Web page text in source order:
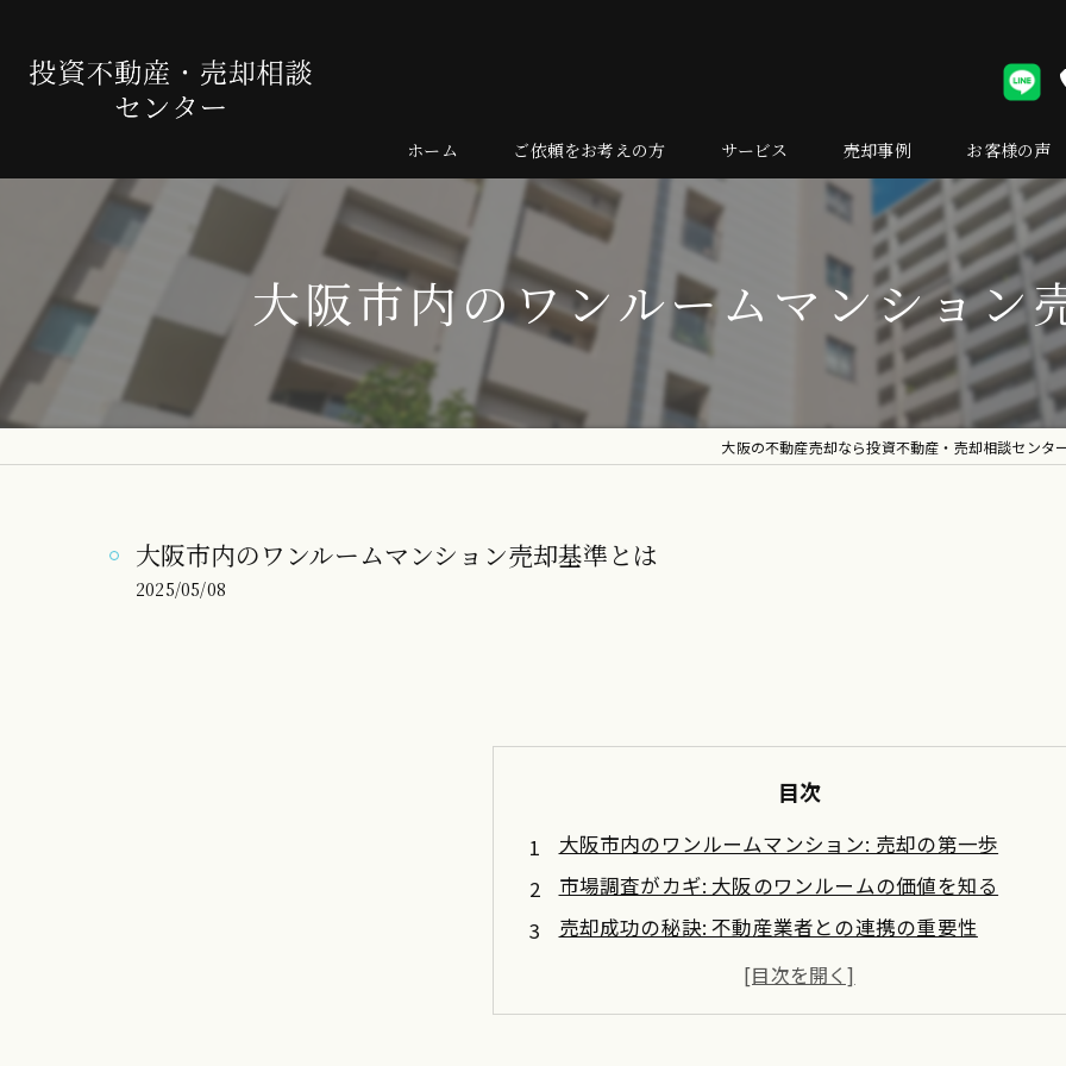
ホーム ご依頼をお考えの方
売却の流れ
よくある質問
サービス 売却事例 お客様の声
大阪市内のワンルームマンション
大阪の不動産売却なら投資不動産・売却相談センタ
大阪市内のワンルームマンション売却基準とは
2025/05/08
目次
大阪市内のワンルームマンション: 売却の第一歩
市場調査がカギ: 大阪のワンルームの価値を知る
売却成功の秘訣: 不動産業者との連携の重要性
大阪市内ワンルームマンションの売却後の流れ
失敗しない売却！大阪らしいワンルームの魅力を活か